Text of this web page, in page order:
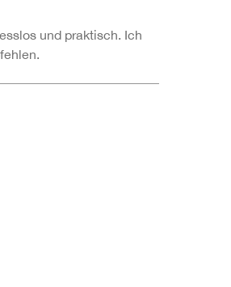
und praktisch. Ich